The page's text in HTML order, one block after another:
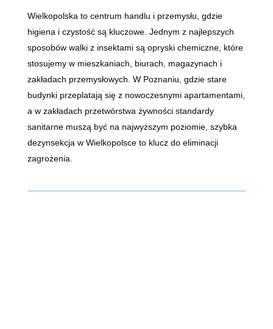
Wielkopolska to centrum handlu i przemysłu, gdzie
higiena i czystość są kluczowe. Jednym z najlepszych
sposobów walki z insektami są opryski chemiczne, które
stosujemy w mieszkaniach, biurach, magazynach i
zakładach przemysłowych. W Poznaniu, gdzie stare
budynki przeplatają się z nowoczesnymi apartamentami,
a w zakładach przetwórstwa żywności standardy
sanitarne muszą być na najwyższym poziomie, szybka
dezynsekcja w Wielkopolsce to klucz do eliminacji
zagrożenia.